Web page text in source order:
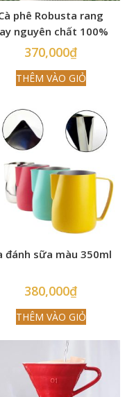
phê Robusta rang
nguyên chất 100%
370,000₫
THÊM VÀO GIỎ
đánh sữa màu 350ml
380,000₫
THÊM VÀO GIỎ